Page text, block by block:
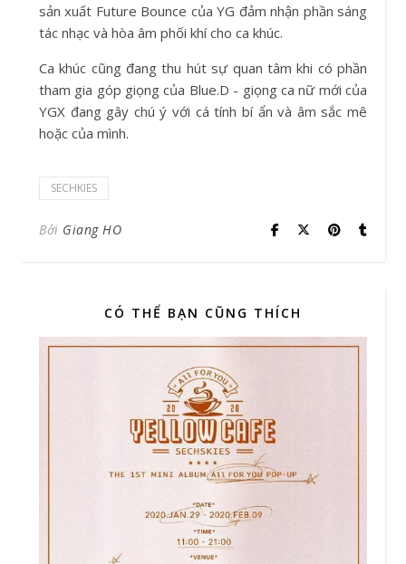
sản xuất Future Bounce của YG đảm nhận phần sáng
tác nhạc và hòa âm phối khí cho ca khúc.
Ca khúc cũng đang thu hút sự quan tâm khi có phần
tham gia góp giọng của Blue.D - giọng ca nữ mới của
YGX đang gây chú ý với cá tính bí ẩn và âm sắc mê
hoặc của mình.
SECHKIES
Bởi Giang HO
CÓ THỂ BẠN CŨNG THÍCH